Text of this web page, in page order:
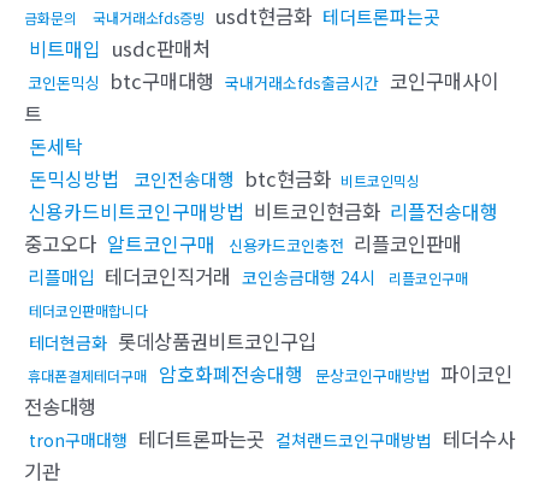
금화문의
국내거래소fds증빙 usdt현금화 테더트론파는곳
비트매입 usdc판매처
코인돈믹싱 btc구매대행 국내거래소fds출금시간 코인구매사이
트
돈세탁
돈믹싱방법
코인전송대행 btc현금화 비트코인믹싱
신용카드비트코인구매방법 비트코인현금화 리플전송대행
중고오다 알트코인구매 신용카드코인충전 리플코인판매
리플매입 테더코인직거래 코인송금대행 24시
리플코인구매
테더코인판매합니다
테더현금화 롯데상품권비트코인구입
휴대폰결제테더구매 암호화폐전송대행 문상코인구매방법 파이코인
전송대행
tron구매대행 테더트론파는곳 컬쳐랜드코인구매방법 테더수사
기관